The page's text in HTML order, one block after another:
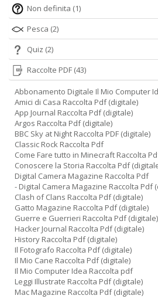
Non definita (1)
Pesca (2)
Quiz (2)
Raccolte PDF (43)
Abbonamento Digitale Il Mio Computer
Amici di Casa Raccolta Pdf (digitale)
App Journal Raccolta Pdf (digitale)
Argos Raccolta Pdf (digitale)
BBC Sky at Night Raccolta PDF (digitale)
Classic Rock Raccolta Pdf
Come Fare tutto in Minecraft Raccolta
Conoscere la Storia Raccolta Pdf
Digital Camera Magazine Raccolta Pdf
- Digital Camera Magazine Raccolta Pdf
Clash of Clans Raccolta Pdf (digitale)
Gatto Magazine Raccolta Pdf (digitale)
Guerre e Guerrieri Raccolta Pdf (digitale)
Hacker Journal Raccolta Pdf (digitale)
History Raccolta Pdf (digitale)
Il Fotografo Raccolta Pdf (digitale)
Il Mio Cane Raccolta Pdf (digitale)
Il Mio Computer Idea Raccolta pdf
Leggi Illustrate Raccolta Pdf (digitale)
Mac Magazine Raccolta Pdf (digitale)